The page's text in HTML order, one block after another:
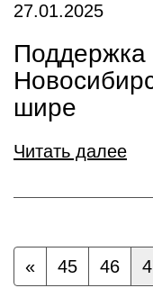
27.01.2025
Поддержка
шире
Читать далее
« 45 46